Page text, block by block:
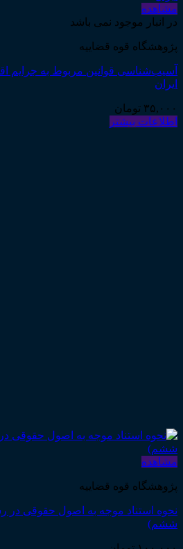
مشاهده
در انبار موجود نمی باشد
پژوهشگاه قوه قضاییه
آسیب‌شناسی قوانین مربوط به جرایم
ایران
۳۵,۰۰۰ تومان
اطلاعات بیشتر
مشاهده
پژوهشگاه قوه قضاییه
نحوه استناد موجه به اصول حقوقی
ششم)